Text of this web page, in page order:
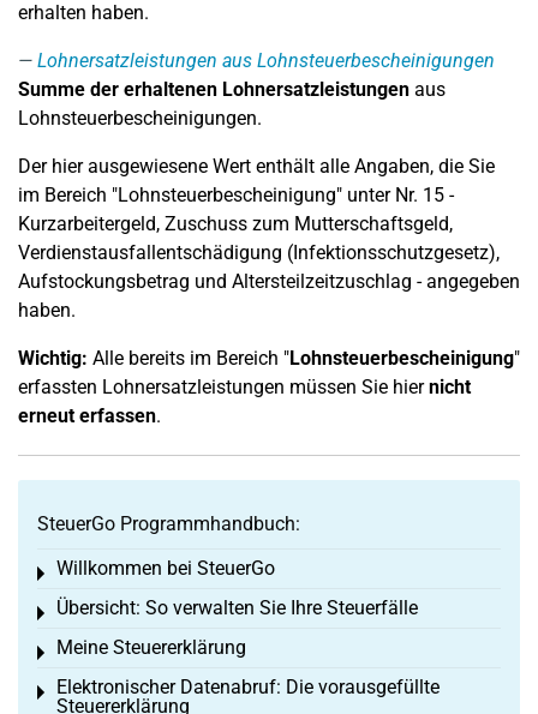
erhalten haben.
Lohnersatzleistungen aus Lohnsteuerbescheinigungen
Summe der erhaltenen Lohnersatzleistungen aus
Lohnsteuerbescheinigungen.
Der hier ausgewiesene Wert enthält alle Angaben, die Sie
im Bereich "Lohnsteuerbescheinigung" unter Nr. 15 -
Kurzarbeitergeld, Zuschuss zum Mutterschaftsgeld,
Verdienstausfallentschädigung (Infektionsschutzgesetz),
Aufstockungsbetrag und Altersteilzeitzuschlag - angegeben
haben.
Wichtig: Alle bereits im Bereich "Lohnsteuerbescheinigung"
erfassten Lohnersatzleistungen müssen Sie hiernicht
erneut erfassen.
SteuerGo Programmhandbuch:
Willkommen bei SteuerGo
Toggle menu
Übersicht: So verwalten Sie Ihre Steuerfälle
Toggle menu
Meine Steuererklärung
Toggle menu
Elektronischer Datenabruf: Die vorausgefüllte
Steuererklärung
Toggle menu